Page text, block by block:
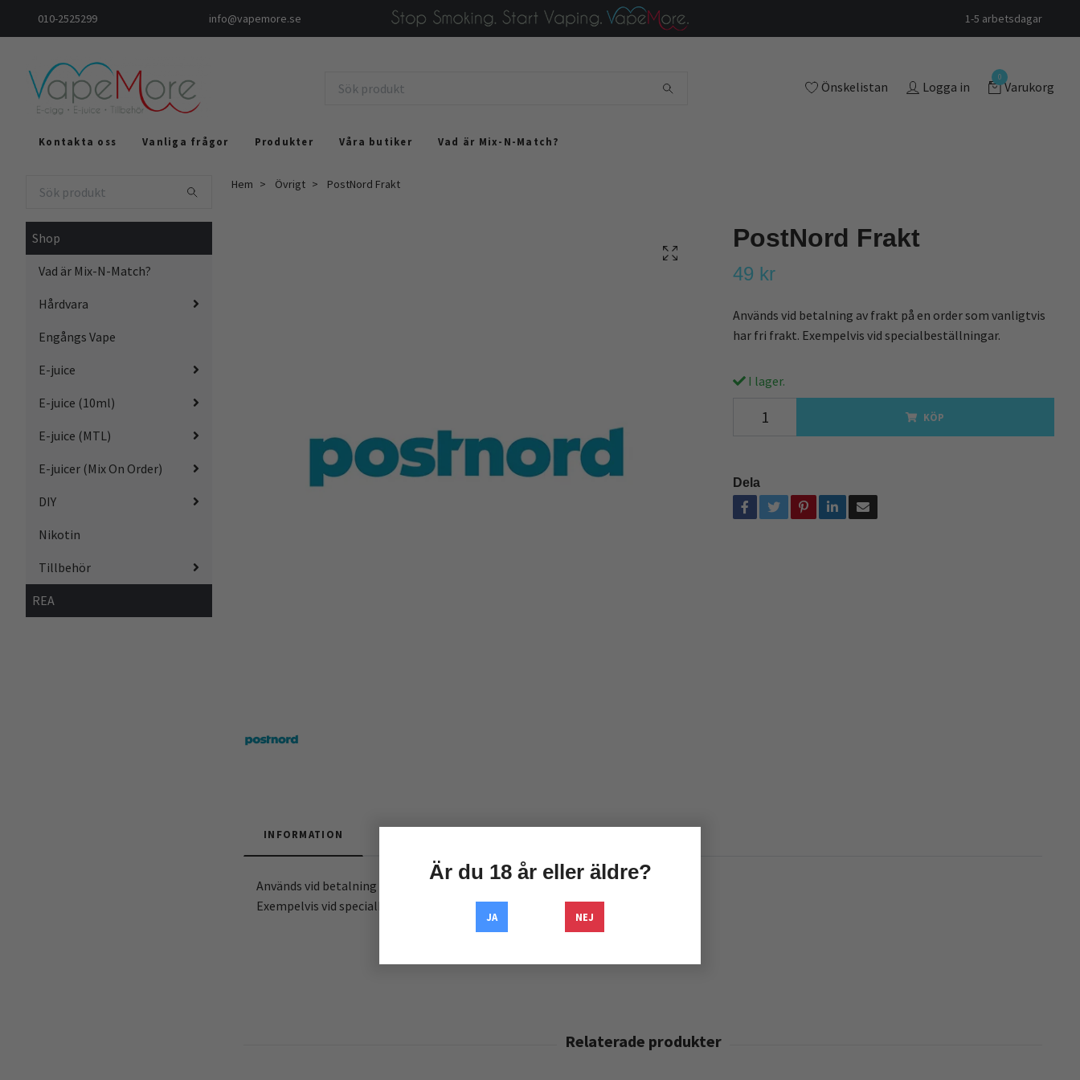
Är du 18 år eller äldre?
JA NEJ
010-2525299 info@vapemore.se 1-5 arbetsdagar
Önskelistan Logga in
0
Varukorg
Kontakta oss Vanliga frågor Produkter Våra butiker Vad är Mix-N-Match?
Shop
Vad är Mix-N-Match?
Hårdvara
Engångs Vape
E-juice
E-juice (10ml)
E-juice (MTL)
E-juicer (Mix On Order)
DIY
Nikotin
Tillbehör
REA
Hem Övrigt PostNord Frakt
PostNord Frakt
49 kr
Används vid betalning av frakt på en order som vanligtvis
har fri frakt. Exempelvis vid specialbeställningar.
I lager.
KÖP
Dela
INFORMATION
Används vid betalning av frakt på en order som vanligtvis har fri frakt.
Exempelvis vid specialbeställningar.